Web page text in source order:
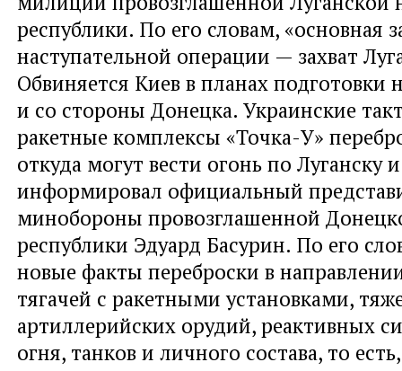
республики. По его словам, «основная
наступательной операции — захват
Обвиняется Киев в планах подготовки
и со стороны Донецка. Украинские
ракетные комплексы «Точка-У»
откуда могут вести огонь по Луганску
информировал официальный
минобороны провозглашенной
республики Эдуард Басурин. По его
новые факты переброски в
тягачей с ракетными установками,
артиллерийских орудий, реактивных
огня, танков и личного состава, то